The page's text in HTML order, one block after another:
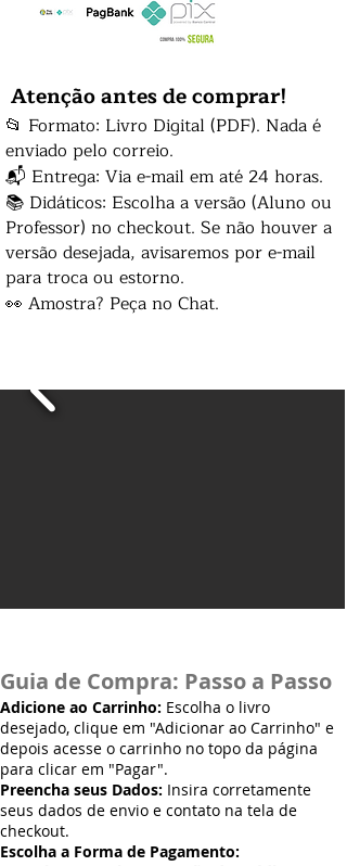
Atenção antes de comprar!
📂 Formato: Livro Digital (PDF). Nada é
enviado pelo correio.
📬 Entrega: Via e-mail em até 24 horas.
📚 Didáticos: Escolha a versão (Aluno ou
Professor) no checkout. Se não houver a
versão desejada, avisaremos por e-mail
para troca ou estorno.
👀 Amostra? Peça no Chat.
Guia de Compra: Passo a Passo
Adicione ao Carrinho: Escolha o livro
desejado, clique em "Adicionar ao Carrinho" e
depois acesse o carrinho no topo da página
para clicar em "Pagar".
Preencha seus Dados: Insira corretamente
seus dados de envio e contato na tela de
checkout.
Escolha a Forma de Pagamento: